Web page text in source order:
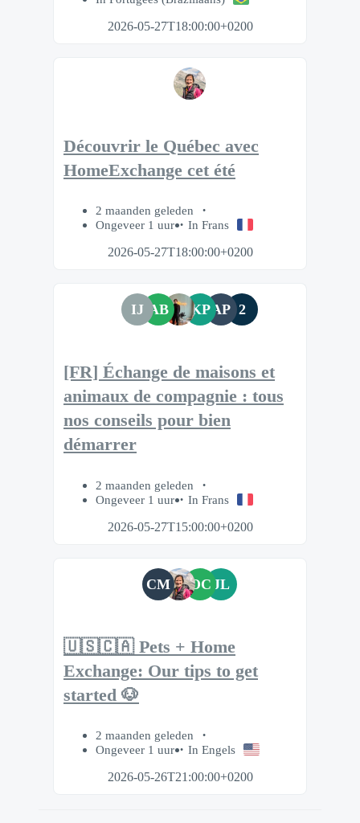
2026-05-27T18:00:00+0200
Découvrir le Québec avec
HomeExchange cet été
2 maanden geleden
Ongeveer 1 uur
In Frans
2026-05-27T18:00:00+0200
IJ AB KP AP 2
[FR] Échange de maisons et
animaux de compagnie : tous
nos conseils pour bien
démarrer
2 maanden geleden
Ongeveer 1 uur
In Frans
2026-05-27T15:00:00+0200
CM OC JL
🇺🇸🇨🇦 Pets + Home
Exchange: Our tips to get
started 🐶
2 maanden geleden
Ongeveer 1 uur
In Engels
2026-05-26T21:00:00+0200